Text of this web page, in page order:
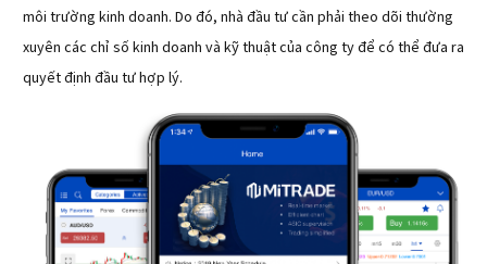
môi trường kinh doanh. Do đó, nhà đầu tư cần phải theo dõi thường
xuyên các chỉ số kinh doanh và kỹ thuật của công ty để có thể đưa ra
quyết định đầu tư hợp lý.